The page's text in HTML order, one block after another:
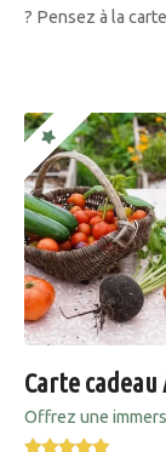
? Pensez à la
Carte
Offrez une